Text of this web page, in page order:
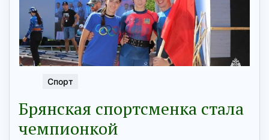
Спорт
Брянская спортсменка стала
чемпионкой